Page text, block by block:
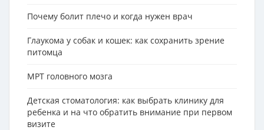
Почему болит плечо и когда нужен врач
Глаукома у собак и кошек: как сохранить зрение
питомца
МРТ головного мозга
Детская стоматология: как выбрать клинику для
ребенка и на что обратить внимание при первом
визите